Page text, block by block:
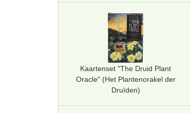
Kaartenset "The Druid Plant
Oracle" (Het Plantenorakel der
Druïden)